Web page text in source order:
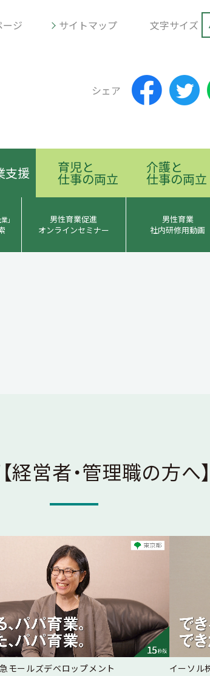
ジ サイトマップ 文字サイズ
シェア
支援
」
男性育業促進
オンラインセミナー
男性育業
社内研修用動画
育児と
仕事の両立
介護と
仕事の両立
【経営者・管理職の方へ
モールズデベロップメント イーソル